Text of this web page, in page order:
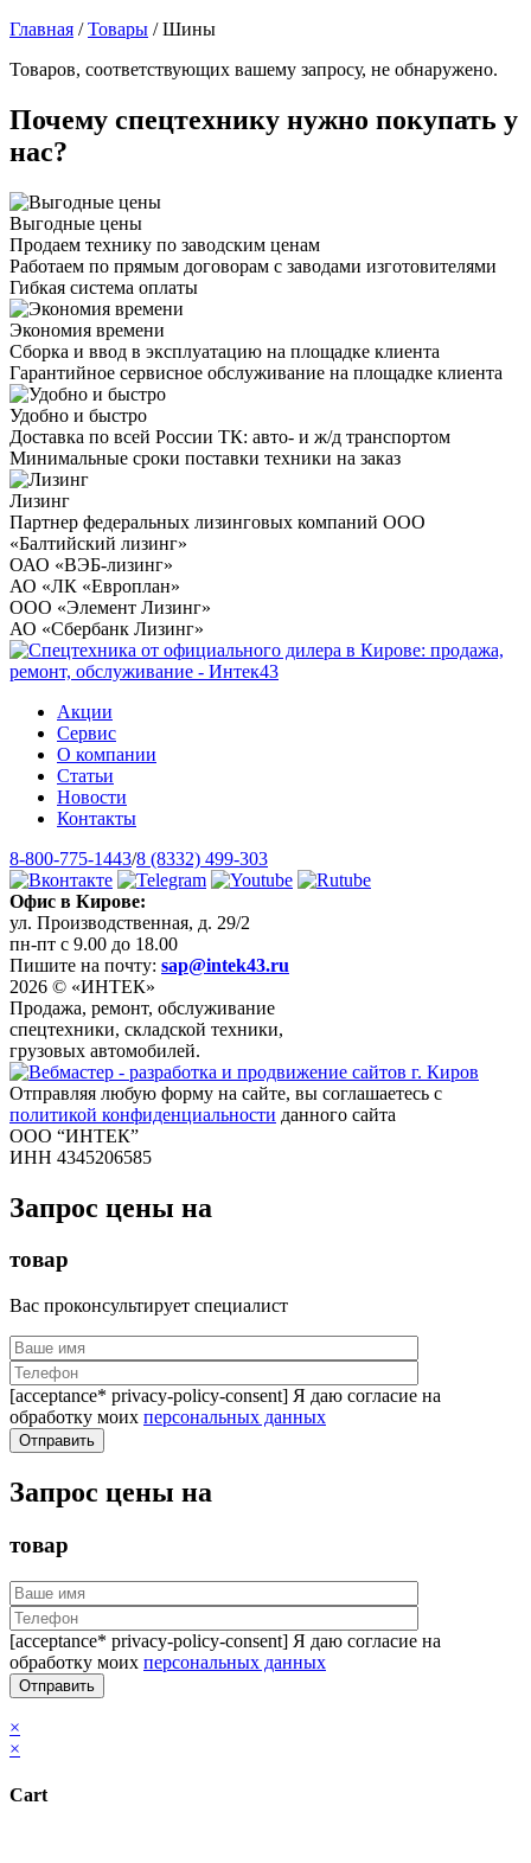
Главная /Товары /Шины
Товаров, соответствующих вашему запросу, не обнаружено.
Почему спецтехнику нужно покупать у
нас?
Выгодные цены
Продаем технику по заводским ценам
Работаем по прямым договорам с заводами изготовителями
Гибкая система оплаты
Экономия времени
Сборка и ввод в эксплуатацию на площадке клиента
Гарантийное сервисное обслуживание на площадке клиента
Удобно и быстро
Доставка по всей России ТК: авто- и ж/д транспортом
Минимальные сроки поставки техники на заказ
Лизинг
Партнер федеральных лизинговых компаний ООО
«Балтийский лизинг»
ОАО «ВЭБ-лизинг»
АО «ЛК «Европлан»
ООО «Элемент Лизинг»
АО «Сбербанк Лизинг»
Акции
Сервис
О компании
Статьи
Новости
Контакты
8-800-775-1443/8 (8332) 499-303
Офис в Кирове:
ул. Производственная, д. 29/2
пн-пт с 9.00 до 18.00
Пишите на почту: sap@intek43.ru
2026 © «ИНТЕК»
Продажа, ремонт, обслуживание
спецтехники, складской техники,
грузовых автомобилей.
Отправляя любую форму на сайте, вы соглашаетесь с
политикой конфиденциальности данного сайта
ООО “ИНТЕК”
ИНН 4345206585
Запрос цены на
товар
Вас проконсультирует специалист
[acceptance* privacy-policy-consent] Я даю согласие на
обработку моих персональных данных
Запрос цены на
товар
[acceptance* privacy-policy-consent] Я даю согласие на
обработку моих персональных данных
×
×
Cart